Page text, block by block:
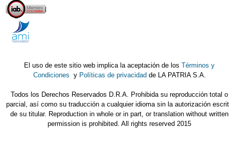
El uso de este sitio web implica la aceptación de losTérminos y
Condiciones y Políticas de privacidad de LA PATRIA S.A.
Todos los Derechos Reservados D.R.A. Prohibida su reproducción total o
parcial, así como su traducción a cualquier idioma sin la autorización
de su titular. Reproduction in whole or in part, or translation without written
permission is prohibited. All rights reserved 2015